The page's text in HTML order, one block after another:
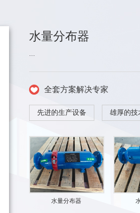
水量分布器
...
全套方案解决专家
先进的生产设备 雄厚的技
水量分布器